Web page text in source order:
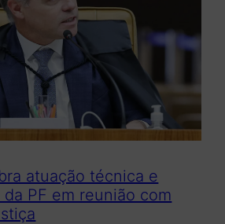
atuação técnica e
PF em reunião com